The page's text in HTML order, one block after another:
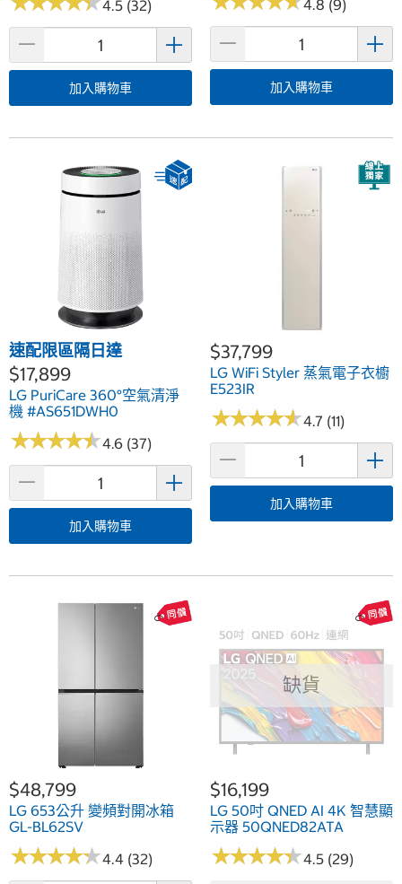
4.5 (32)
加入購物車
4.8 (9)
加入購物車
速配限區隔日達
$17,899
LG PuriCare 360°空氣清淨
機 #AS651DWH0
★★★★★
★★★★★4.6 (37)
加入購物車
$37,799
LG WiFi Styler 蒸氣電子衣櫥
E523IR
★★★★★
★★★★★4.7 (11)
加入購物車
$48,799
LG 653公升 變頻對開冰箱
GL-BL62SV
★★★★★
★★★★★4.4 (32)
缺貨
$16,199
LG 50吋 QNED AI 4K 智慧顯
示器 50QNED82ATA
★★★★★
★★★★★4.5 (29)